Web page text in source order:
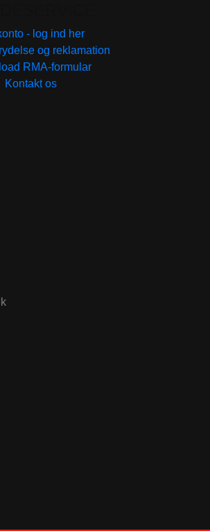
- log ind her
og reklamation
RMA-formular
Kontakt os